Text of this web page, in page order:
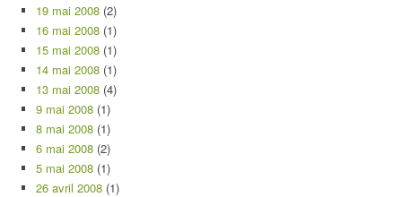
19 mai 2008 (2)
16 mai 2008 (1)
15 mai 2008 (1)
14 mai 2008 (1)
13 mai 2008 (4)
9 mai 2008 (1)
8 mai 2008 (1)
6 mai 2008 (2)
5 mai 2008 (1)
26 avril 2008 (1)